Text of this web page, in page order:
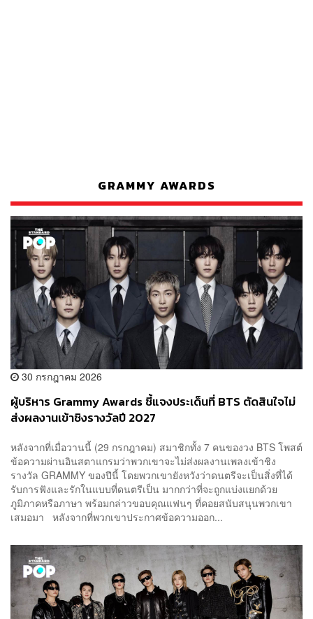
GRAMMY AWARDS
30 กรกฎาคม 2026
ผู้บริหาร Grammy Awards ชี้แจงประเด็นที่ BTS ตัดสินใจไม่
ส่งผลงานเข้าชิงรางวัลปี 2027
หลังจากที่เมื่อวานนี้ (29 กรกฎาคม) สมาชิกทั้ง 7 คนของวง BTS โพสต์
ข้อความผ่านอินสตาแกรมว่าพวกเขาจะไม่ส่งผลงานเพลงเข้าชิง
รางวัล GRAMMY ของปีนี้ โดยพวกเขายังหวังว่าดนตรีจะเป็นสิ่งที่ได้
รับการฟังและรักในแบบที่ดนตรีเป็น มากกว่าที่จะถูกแบ่งแยกด้วย
ภูมิภาคหรือภาษา พร้อมกล่าวขอบคุณแฟนๆ ที่คอยสนับสนุนพวกเขา
เสมอมา หลังจากที่พวกเขาประกาศข้อความออก...